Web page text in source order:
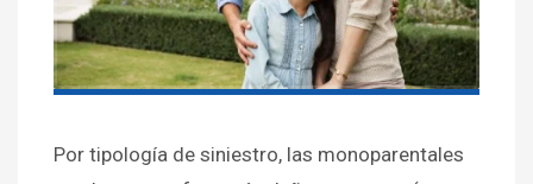
Por tipología de siniestro, las monoparentales